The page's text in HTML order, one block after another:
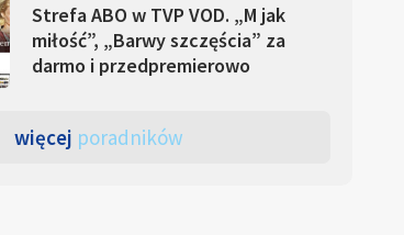
Strefa ABO w TVP VOD. „M jak
miłość”, „Barwy szczęścia” za
darmo i przedpremierowo
więcej poradników